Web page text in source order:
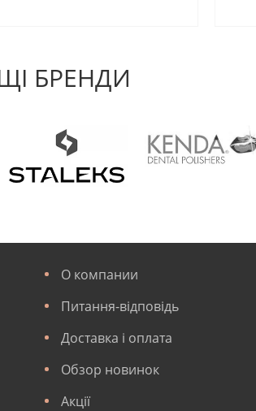
БРЕНДИ
О компании
Питання-відповідь
Доставка і оплата
Обзор новинок
Акції